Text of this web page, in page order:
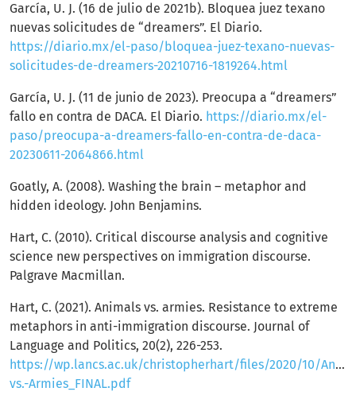
García, U. J. (16 de julio de 2021b). Bloquea juez texano
nuevas solicitudes de “dreamers”. El Diario.
https://diario.mx/el-paso/bloquea-juez-texano-nuevas-
solicitudes-de-dreamers-20210716-1819264.html
García, U. J. (11 de junio de 2023). Preocupa a “dreamers”
fallo en contra de DACA. El Diario. https://diario.mx/el-
paso/preocupa-a-dreamers-fallo-en-contra-de-daca-
20230611-2064866.html
Goatly, A. (2008). Washing the brain – metaphor and
hidden ideology. John Benjamins.
Hart, C. (2010). Critical discourse analysis and cognitive
science new perspectives on immigration discourse.
Palgrave Macmillan.
Hart, C. (2021). Animals vs. armies. Resistance to extreme
metaphors in anti-immigration discourse. Journal of
Language and Politics, 20(2), 226-253.
https://wp.lancs.ac.uk/christopherhart/files/2020/10/
vs.-Armies_FINAL.pdf